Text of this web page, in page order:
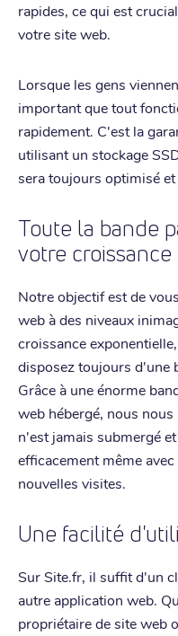
rapides, ce qui est
votre site web.
Lorsque les gens
important que tout
rapidement. C'est la
utilisant un stockage
sera toujours optimisé et
Toute la bande
votre croissance
Notre objectif est de
web à des niveaux
croissance
disposez toujours d'une
Grâce à une énorme
web hébergé, nous
n'est jamais submergé
efficacement même
nouvelles visites.
Une facilité
Sur Site.fr, il suffit d'un
autre application web.
propriétaire de site web